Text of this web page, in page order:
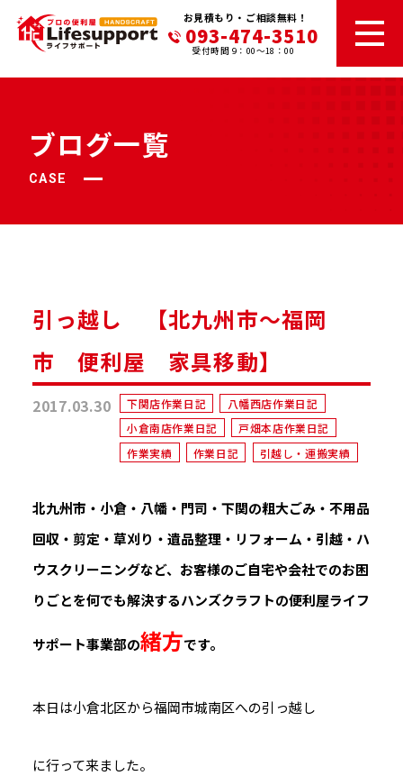
お見積もり・ご相談無料！
093-474-3510
受付時間 9：00～18：00
ブログ一覧
CASE
引っ越し 【北九州市～福岡
市 便利屋 家具移動】
2017.03.30 下関店作業日記
八幡西店作業日記
小倉南店作業日記
戸畑本店作業日記
作業実績
作業日記 引越し・運搬実績
北九州市・小倉・八幡・門司・下関の粗大ごみ・不用品
回収・剪定・草刈り・遺品整理・リフォーム・引越・ハ
ウスクリーニングなど、お客様のご自宅や会社でのお困
りごとを何でも解決するハンズクラフトの便利屋ライフ
サポート事業部の緒方です。
本日は小倉北区から福岡市城南区への引っ越し
に行って来ました。